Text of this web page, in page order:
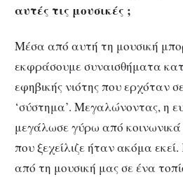
αυτές τις μουσικές ;
Μέσα από αυτή τη μουσική
εκφράσουμε συναισθήματα
εφηβικής νιότης που ερχόταν
‘σύστημα’. Μεγαλώνοντας, η
μεγάλωσε γύρω από
που ξεχείλιζε ήταν ακόμα
από τη μουσική μας σε ένα